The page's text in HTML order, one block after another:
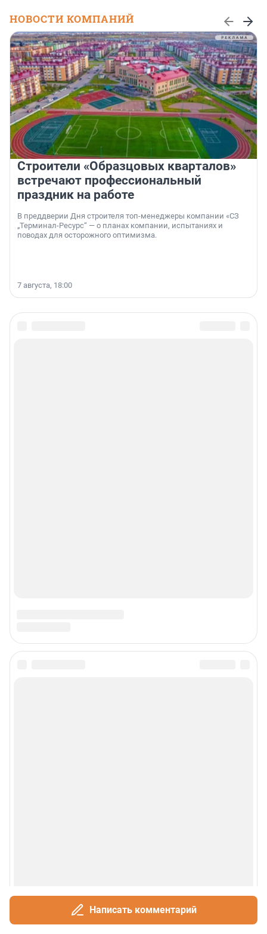
НОВОСТИ КОМПАНИЙ
Строители «Образцовых кварталов»
встречают профессиональный
праздник на работе
В преддверии Дня строителя топ-менеджеры компании «СЗ
„Терминал-Ресурс“ — о планах компании, испытаниях и
поводах для осторожного оптимизма.
7 августа, 18:00
Написать комментарий